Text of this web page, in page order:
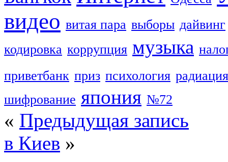
видео витая пара выборы дайвинг
кодировка коррупция музыка
приветбанк приз психология радиация
шифрование япония №72
« Предыдущая запись
в Киев »